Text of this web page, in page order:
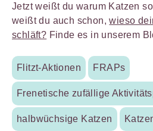
Jetzt weißt du warum Katzen
weißt du auch schon,wieso
schläft? Finde es in unserem
Flitzt-Aktionen FRAPs
Frenetische zufällige
halbwüchsige Katzen